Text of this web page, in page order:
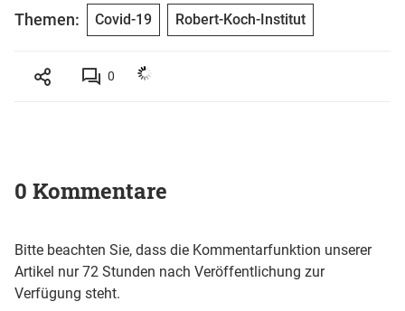
Themen: Covid-19 Robert-Koch-Institut
0
0 Kommentare
Bitte beachten Sie, dass die Kommentarfunktion unserer
Artikel nur 72 Stunden nach Veröffentlichung zur
Verfügung steht.